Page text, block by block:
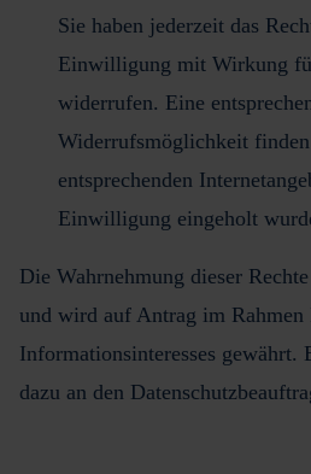
Sie haben jederzeit das
Einwilligung mit Wirkung
widerrufen. Eine
Widerrufsmöglichkeit
entsprechenden
Einwilligung eingeholt
Die Wahrnehmung dieser
und wird auf Antrag im Rahmen
Informationsinteresses gewährt.
dazu an den